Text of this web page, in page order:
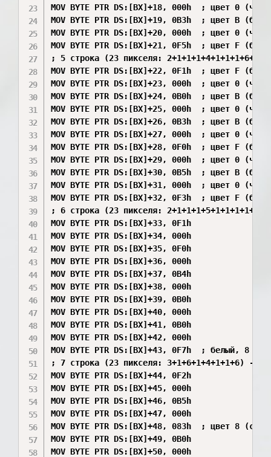
MOV BYTE PTR DS:[BX]+18, 000h  ; цвет 0
MOV BYTE PTR DS:[BX]+19, 0B3h  ; цвет B
MOV BYTE PTR DS:[BX]+20, 000h  ; цвет 0
MOV BYTE PTR DS:[BX]+21, 0F5h  ; цвет F
; 5 строка (23 пикселя:
MOV BYTE PTR DS:[BX]+22, 0F1h  ; цвет F
MOV BYTE PTR DS:[BX]+23, 000h  ; цвет 0
MOV BYTE PTR DS:[BX]+24, 0B0h  ; цвет B
MOV BYTE PTR DS:[BX]+25, 000h  ; цвет 0
MOV BYTE PTR DS:[BX]+26, 0B3h  ; цвет B
MOV BYTE PTR DS:[BX]+27, 000h  ; цвет 0
MOV BYTE PTR DS:[BX]+28, 0F0h  ; цвет F
MOV BYTE PTR DS:[BX]+29, 000h  ; цвет 0
MOV BYTE PTR DS:[BX]+30, 0B5h  ; цвет B
MOV BYTE PTR DS:[BX]+31, 000h  ; цвет 0
MOV BYTE PTR DS:[BX]+32, 0F3h  ; цвет F
; 6 строка (23 пикселя:
MOV BYTE PTR DS:[BX]+33, 0F1h
MOV BYTE PTR DS:[BX]+34, 000h
MOV BYTE PTR DS:[BX]+35, 0F0h
MOV BYTE PTR DS:[BX]+36, 000h
MOV BYTE PTR DS:[BX]+37, 0B4h
MOV BYTE PTR DS:[BX]+38, 000h
MOV BYTE PTR DS:[BX]+39, 0B0h
MOV BYTE PTR DS:[BX]+40, 000h
MOV BYTE PTR DS:[BX]+41, 0B0h
MOV BYTE PTR DS:[BX]+42, 000h
MOV BYTE PTR DS:[BX]+43, 0F7h  ; белый, 8
; 7 строка (23 пикселя: 3+1+6+1+4+1+1+6) ->
MOV BYTE PTR DS:[BX]+44, 0F2h
MOV BYTE PTR DS:[BX]+45, 000h
MOV BYTE PTR DS:[BX]+46, 0B5h
MOV BYTE PTR DS:[BX]+47, 000h
MOV BYTE PTR DS:[BX]+48, 083h  ; цвет 8
MOV BYTE PTR DS:[BX]+49, 0B0h
MOV BYTE PTR DS:[BX]+50, 000h